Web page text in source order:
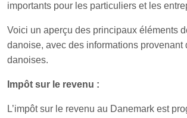
importants pour les particuliers et les
Voici un aperçu des principaux éléments
danoise, avec des informations provenant
danoises.
Impôt sur le revenu :
L’impôt sur le revenu au Danemark est